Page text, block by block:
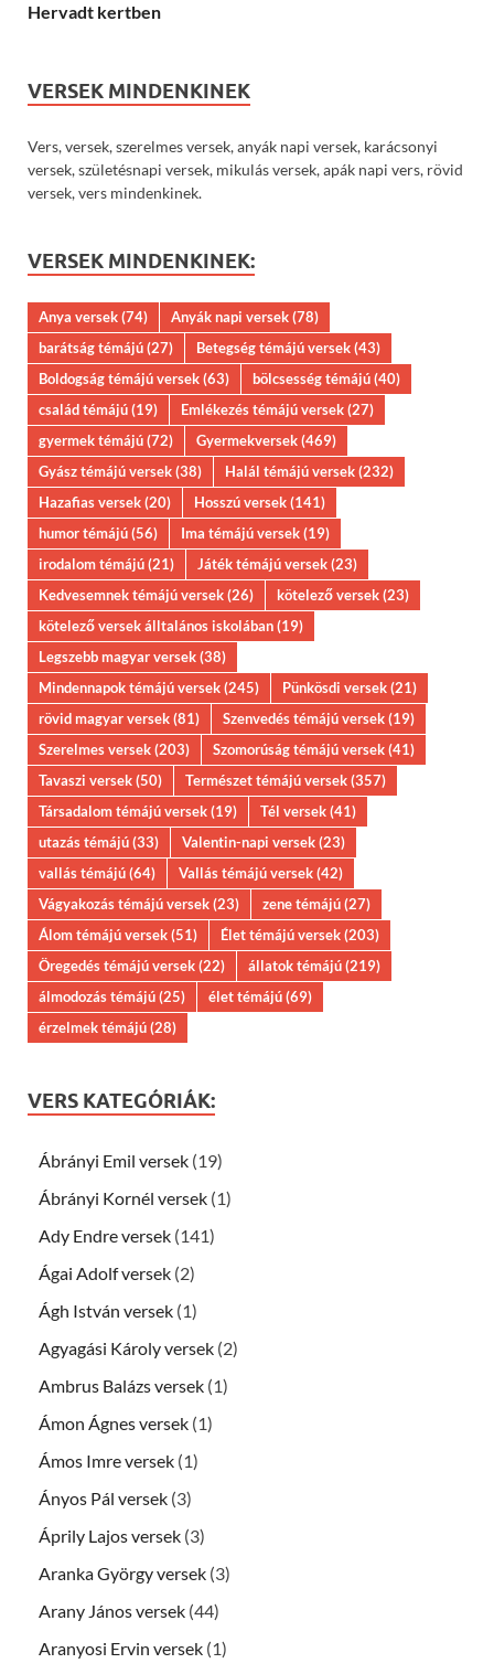
Hervadt kertben
VERSEK MINDENKINEK
Vers, versek, szerelmes versek, anyák napi versek, karácsonyi
versek, születésnapi versek, mikulás versek, apák napi vers, rövid
versek, vers mindenkinek.
VERSEK MINDENKINEK:
Anya versek(74) Anyák napi versek(78)
barátság témájú(27) Betegség témájú versek(43)
Boldogság témájú versek(63) bölcsesség témájú(40)
család témájú(19) Emlékezés témájú versek(27)
gyermek témájú(72) Gyermekversek(469)
Gyász témájú versek(38) Halál témájú versek(232)
Hazafias versek(20) Hosszú versek(141)
humor témájú(56) Ima témájú versek(19)
irodalom témájú(21) Játék témájú versek(23)
Kedvesemnek témájú versek(26) kötelező versek(23)
kötelező versek álltalános iskolában(19)
Legszebb magyar versek(38)
Mindennapok témájú versek(245) Pünkösdi versek(21)
rövid magyar versek(81) Szenvedés témájú versek(19)
Szerelmes versek(203) Szomorúság témájú versek(41)
Tavaszi versek(50) Természet témájú versek(357)
Társadalom témájú versek(19) Tél versek(41)
utazás témájú(33) Valentin-napi versek(23)
vallás témájú(64) Vallás témájú versek(42)
Vágyakozás témájú versek(23) zene témájú(27)
Álom témájú versek(51) Élet témájú versek(203)
Öregedés témájú versek(22) állatok témájú(219)
álmodozás témájú(25) élet témájú(69)
érzelmek témájú(28)
VERS KATEGÓRIÁK:
Ábrányi Emil versek (19)
Ábrányi Kornél versek (1)
Ady Endre versek (141)
Ágai Adolf versek (2)
Ágh István versek (1)
Agyagási Károly versek (2)
Ambrus Balázs versek (1)
Ámon Ágnes versek (1)
Ámos Imre versek (1)
Ányos Pál versek (3)
Áprily Lajos versek (3)
Aranka György versek (3)
Arany János versek (44)
Aranyosi Ervin versek (1)